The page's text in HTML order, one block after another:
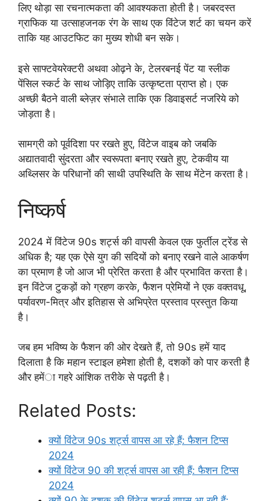
लिए थोड़ा सा रचनात्मकता की आवश्यकता होती है। जबरदस्त
ग्राफिक या उत्साहजनक रंग के साथ एक विंटेज शर्ट का चयन करें
ताकि यह आउटफिट का मुख्य शोधी बन सके।
इसे साफ्टवेयरेक्टरी अथवा ओढ़ने के, टेलरबनई पेंट या स्लीक
पेंसिल स्कर्ट के साथ जोड़िए ताकि उत्कृष्टता प्राप्त हो। एक
अच्छी बैठने वाली ब्लेज़र संभाले ताकि एक डिवाइसर्ट नजरिये को
जोड़ता है।
सामग्री को पूर्वदिशा पर रखते हुए, विंटेज वाइब को जबकि
अद्यातवादी सुंदरता और स्वरूपता बनाए रखते हुए, टेकवीय या
अथ्लिसर के परिधानों की साथी उपस्थिति के साथ मेंटेन करता है।
निष्कर्ष
2024 में विंटेज 90s शर्ट्स की वापसी केवल एक फुर्तील ट्रेंड से
अधिक है; यह एक ऐसे युग की सदियों को बनाए रखने वाले आकर्षण
का प्रमाण है जो आज भी प्रेरित करता है और प्रभावित करता है।
इन विंटेज टुकड़ों को ग्रहण करके, फैशन प्रेमियों ने एक वक्तवधू,
पर्यावरण-मित्र और इतिहास से अभिप्रेत प्रस्ताव प्रस्तुत किया
है।
जब हम भविष्य के फैशन की ओर देखते हैं, तो 90s हमें याद
दिलाता है कि महान स्टाइल हमेशा होती है, दशकों को पार करती है
और हमेंा गहरे आंशिक तरीके से पढ़ती है।
Related Posts:
क्यों विंटेज 90s शर्ट्स वापस आ रहे हैं: फैशन टिप्स
2024
क्यों विंटेज 90 की शर्ट्स वापस आ रही हैं: फैशन टिप्स
2024